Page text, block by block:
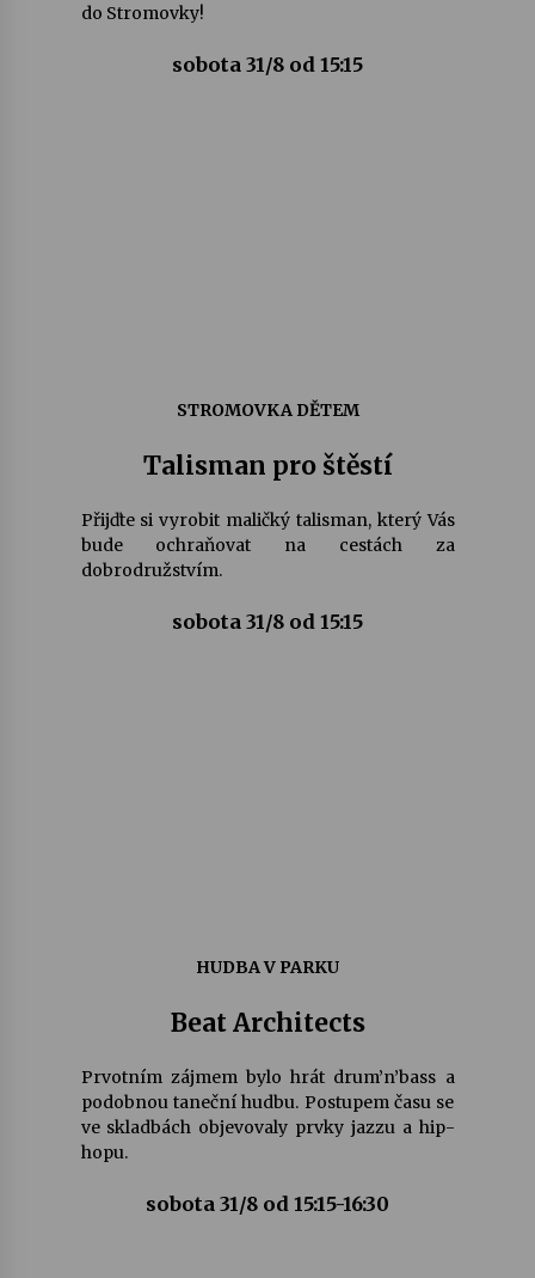
do Stromovky!
sobota 31/8 od 15:15
STROMOVKA DĚTEM
Talisman pro štěstí
Přijďte si vyrobit maličký talisman, který Vás
bude ochraňovat na cestách za
dobrodružstvím.
sobota 31/8 od 15:15
HUDBA V PARKU
Beat Architects
Prvotním zájmem bylo hrát drum’n’bass a
podobnou taneční hudbu. Postupem času se
ve skladbách objevovaly prvky jazzu a hip-
hopu.
sobota 31/8 od 15:15-16:30